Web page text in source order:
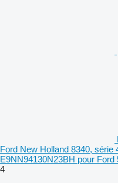
Ford New Holland 8340, série
E9NN94130N23BH pour Ford
4